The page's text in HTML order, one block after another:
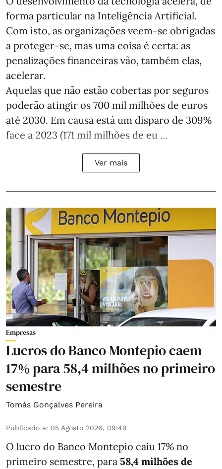
forma particular na Inteligência Artificial.
Com isto, as organizações veem-se obrigadas
a proteger-se, mas uma coisa é certa: as
penalizações financeiras vão, também elas,
acelerar.
Aquelas que não estão cobertas por seguros
poderão atingir os 700 mil milhões de euros
até 2030. Em causa está um disparo de 309%
face a 2023 (171 mil milhões de eu ...
Ver mais
Empresas
Lucros do Banco Montepio caem
17% para 58,4 milhões no primeiro
semestre
Tomás Gonçalves Pereira
Publicado a: 05 Agosto 2026, 09:49
O lucro do Banco Montepio caiu 17% no
primeiro semestre, para 58,4 milhões de